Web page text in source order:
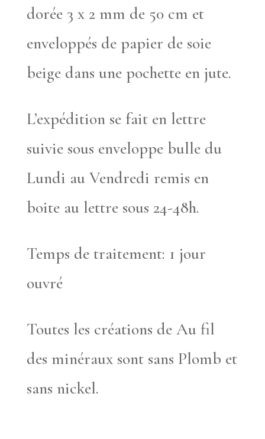
dorée 3 x 2 mm de 50 cm et
enveloppés de papier de soie
beige dans une pochette en jute.
L’expédition se fait en lettre
suivie sous enveloppe bulle du
Lundi au Vendredi remis en
boite au lettre sous 24-48h.
Temps de traitement: 1 jour
ouvré
Toutes les créations de Au fil
des minéraux sont sans Plomb et
sans nickel.